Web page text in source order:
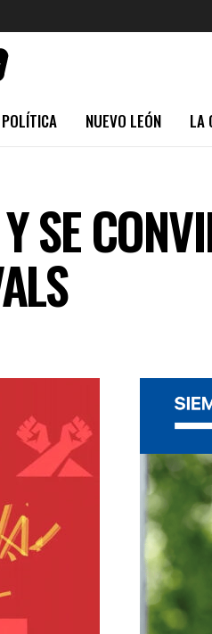
POLÍTICA NUEVO LEÓN LA
SE